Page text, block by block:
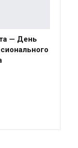
— День